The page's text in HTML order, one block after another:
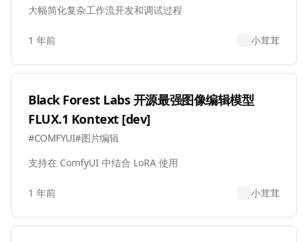
大幅简化复杂工作流开发和调试过程
1 年前 小茸茸
Black Forest Labs 开源最强图像编辑模型
FLUX.1 Kontext [dev]
#COMFYUI#图片编辑
支持在 ComfyUI 中结合 LoRA 使用
1 年前 小茸茸